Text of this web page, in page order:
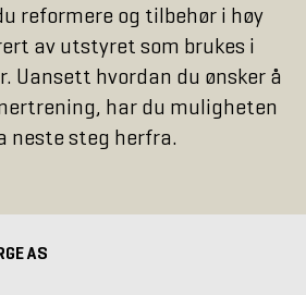
reformere og tilbehør i høy
av utstyret som brukes i
Uansett hvordan du ønsker å
har du muligheten
neste steg herfra.
AS